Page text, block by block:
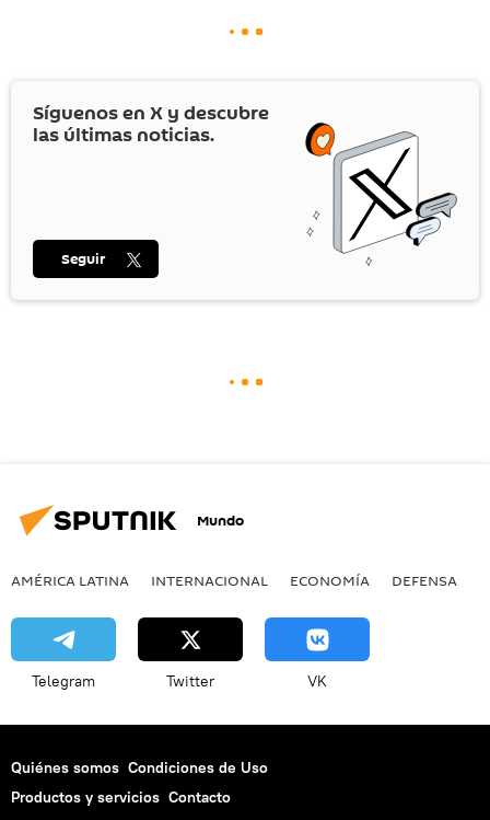
Síguenos en X y descubre
las últimas noticias.
Seguir
Mundo
AMÉRICA LATINA INTERNACIONAL ECONOMÍA DEFENSA
Telegram Twitter VK
Quiénes somos Condiciones de Uso
Productos y servicios Contacto